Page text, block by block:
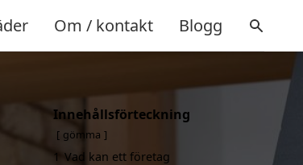
Om / kontakt Blogg
Innehållsförteckning
gömma
1 Vad kan ett företag